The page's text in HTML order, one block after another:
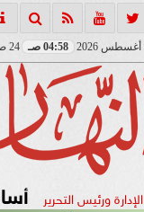
04:58 صـ 24 صفر 1448
ورئيس التحرير